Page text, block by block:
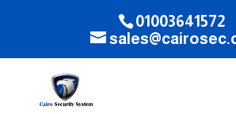
01003641572